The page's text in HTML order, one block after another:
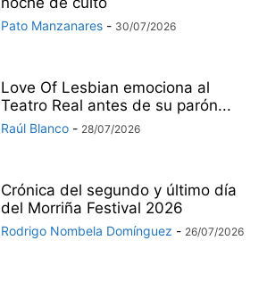
Pato Manzanares - 30/07/2026
Love Of Lesbian emociona al
Teatro Real antes de su parón...
Raúl Blanco - 28/07/2026
Crónica del segundo y último día
del Morriña Festival 2026
Rodrigo Nombela Domínguez - 26/07/2026